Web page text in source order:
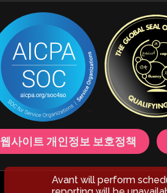
웹사이트 개인정보 보호정책
Avant will perform